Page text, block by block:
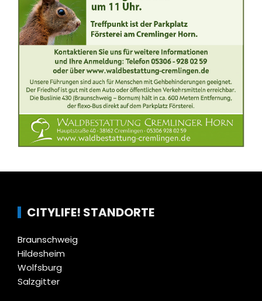
CITYLIFE! STANDORTE
Braunschweig
Hildesheim
Wolfsburg
Salzgitter